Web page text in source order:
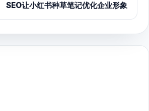
SEO让小红书种草笔记优化企业形象